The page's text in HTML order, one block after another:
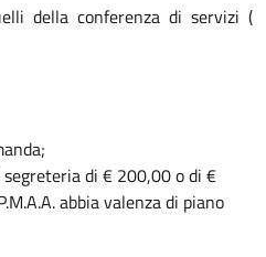
della conferenza di servizi (
di € 200,00 o di €
abbia valenza di piano